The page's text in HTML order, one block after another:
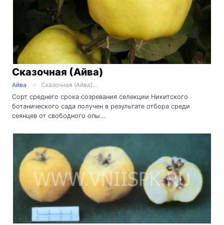
Сказочная (Айва)
Айва
Сказочная (Айва)...
Сорт среднего срока созревания селекции Никитского
ботанического сада получен в результате отбора среди
сеянцев от свободного опы...